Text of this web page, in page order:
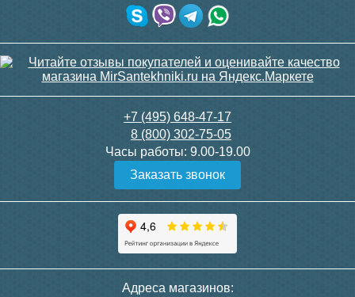
конвектора угловой itermic
5 150
конвектора прямой itermic
ITFS
5 150
Конвектор ITT.110.200.1900
1900 natural
40 683
Подробнее
Конвектор ITT.140.400.2800
с решеткой GRILL.SGW-40-
2800 орех
Подробнее
с решеткой GRILL.SGW-20-
+7 (495) 648-47-17
8 (800) 302-75-05
Часы работы: 9.00-19.00
Заказать звонок
Адреса магазинов: